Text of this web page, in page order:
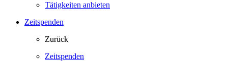
Tätigkeiten anbieten
Zeitspenden
Zurück
Zeitspenden